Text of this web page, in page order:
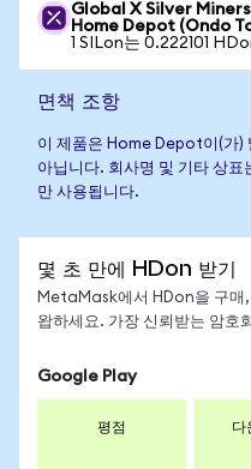
Global X Silver
Home Depot (Ondo
1 SILon는 0.222101
면책 조항
이 제품은 Home Depot이(가)
아닙니다. 회사명 및 기타 상표
만 사용됩니다.
몇 초 만에 HDon 받기
MetaMask에서 HDon을 구매,
왑하세요. 가장 신뢰받는 암호
Google Play
평점 다